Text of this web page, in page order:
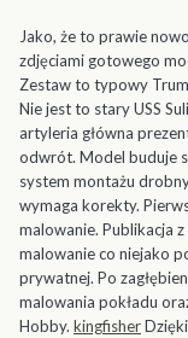
Jako, że to prawie
zdjęciami gotowego
Zestaw to typowy
Nie jest to stary USS
artyleria główna
odwrót. Model buduje
system montażu
wymaga korekty.
malowanie. Publikacja
malowanie co niejako
prywatnej. Po
malowania pokładu
Hobby. kingfisher